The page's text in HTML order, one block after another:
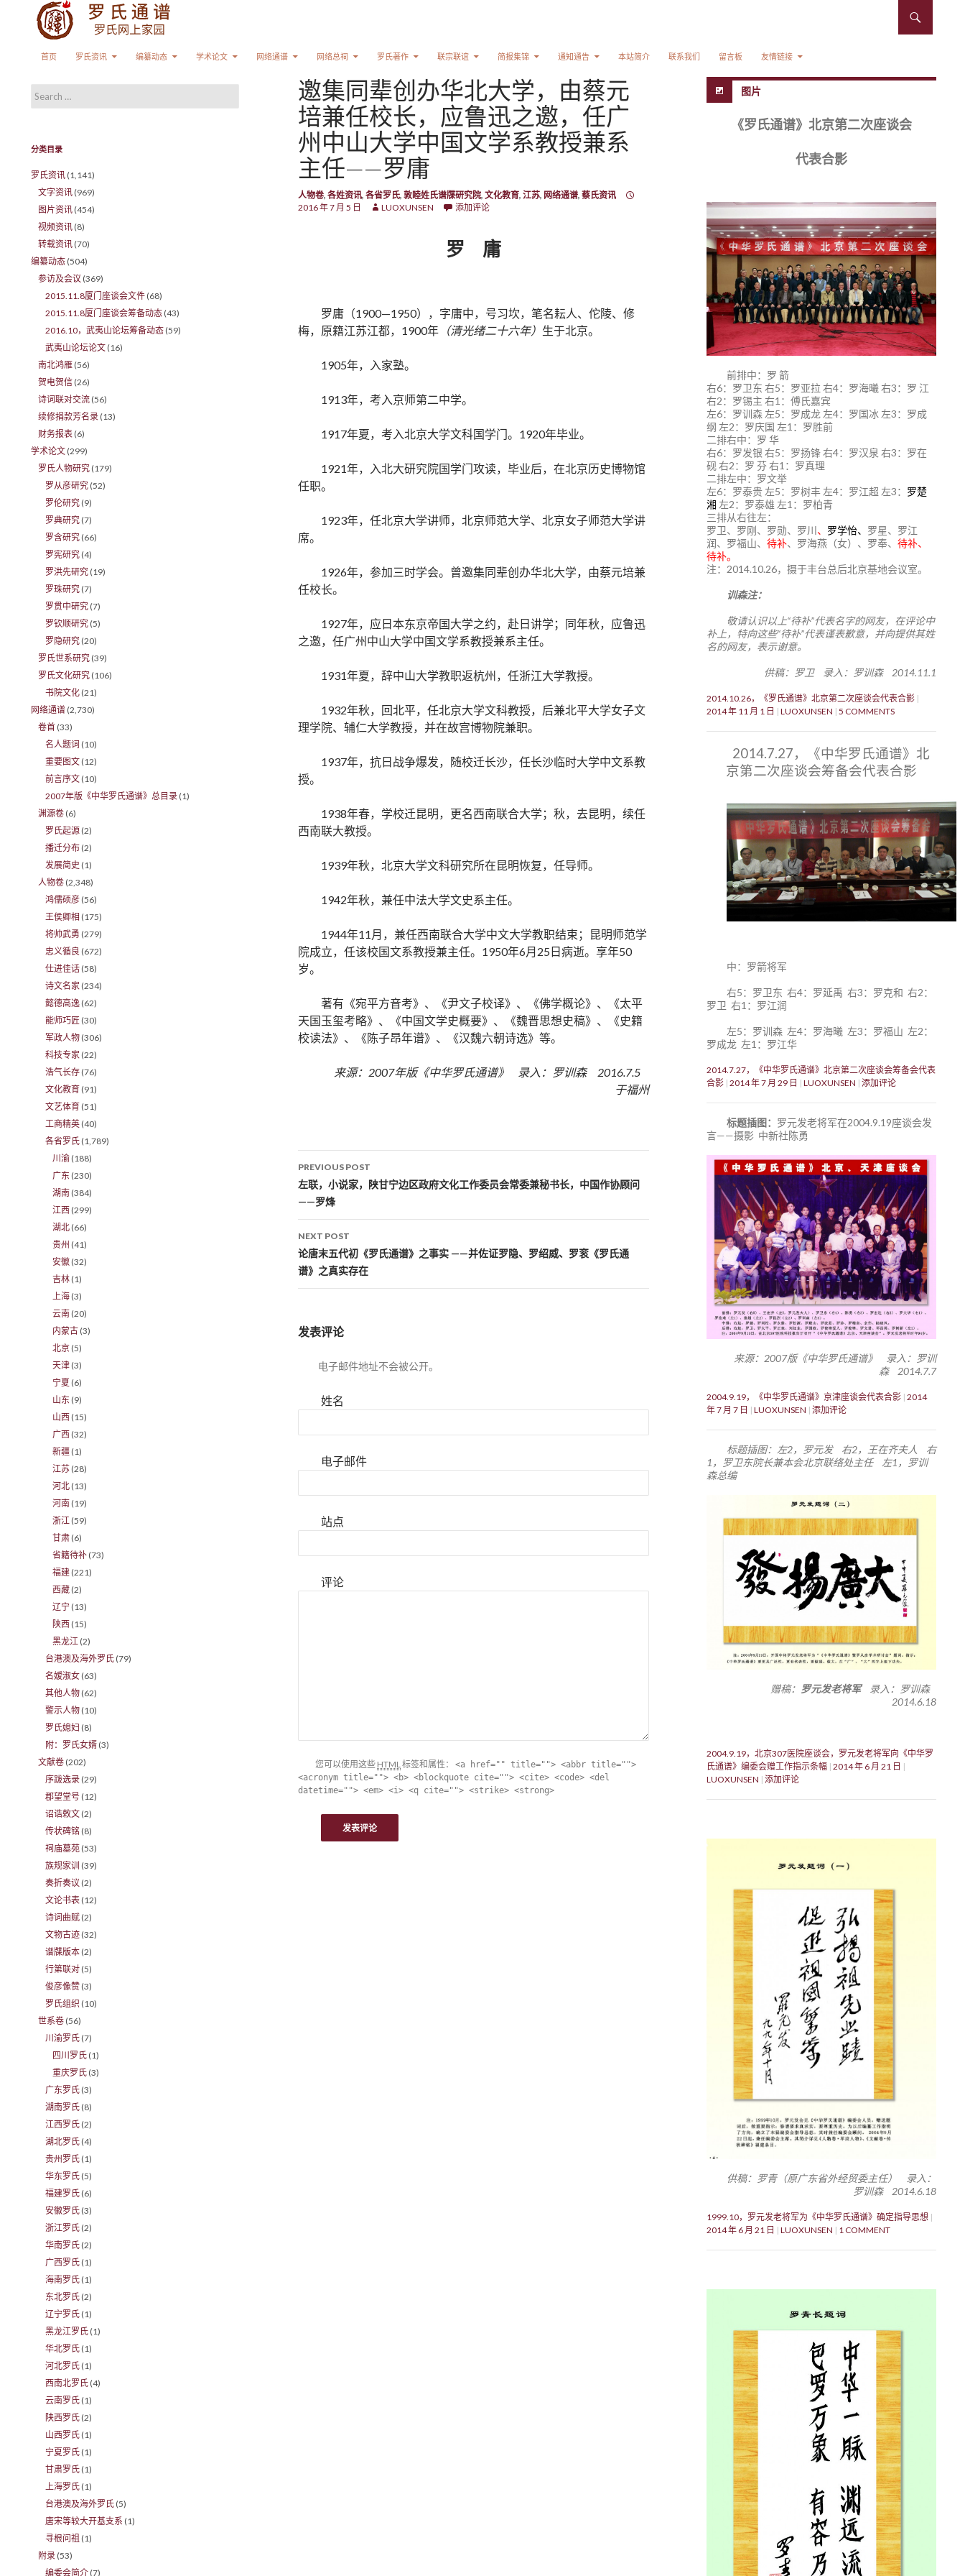
首页
罗氏资讯 编纂动态 学术论文 网络通谱 网络总祠 罗氏著作 联宗联谊 简报集锦 通知通告 本站简介 联系我们 留言板 友情链接
邀集同辈创办华北大学，由蔡元
培兼任校长，应鲁迅之邀，任广
州中山大学中国文学系教授兼系
主任——罗庸
人物卷, 各姓资讯, 各省罗氏, 敦睦姓氏谱牒研究院, 文化教育, 江苏, 网络通谱, 蔡氏资讯
2016 年 7 月 5 日
LUOXUNSEN 添加评论
罗 庸
罗庸（1900—1950），字庸中，号习坎，笔名耘人、佗陵、修
梅，原籍江苏江都，1900年 （清光绪二十六年） 生于北京。
1905年，入家塾。
1913年，考入京师第二中学。
1917年夏，考入北京大学文科国学门。1920年毕业。
1921年，入北大研究院国学门攻读，毕业后，在北京历史博物馆
任职。
1923年，任北京大学讲师，北京师范大学、北京女子师范大学讲
席。
1926年，参加三时学会。曾邀集同辈创办华北大学，由蔡元培兼
任校长。
1927年，应日本东京帝国大学之约，赴日讲学；同年秋，应鲁迅
之邀，任广州中山大学中国文学系教授兼系主任。
1931年夏，辞中山大学教职返杭州，任浙江大学教授。
1932年秋，回北平，任北京大学文科教授，后兼北平大学女子文
理学院、辅仁大学教授，并在故宫博物院兼职。
1937年，抗日战争爆发，随校迁长沙，任长沙临时大学中文系教
授。
1938年春，学校迁昆明，更名西南联合大学；秋，去昆明，续任
西南联大教授。
1939年秋，北京大学文科研究所在昆明恢复，任导师。
1942年秋，兼任中法大学文史系主任。
1944年11月，兼任西南联合大学中文大学教职结束；昆明师范学
院成立，任该校国文系教授兼主任。1950年6月25日病逝。享年50
岁。
著有《宛平方音考》、《尹文子校译》、《佛学概论》、《太平
天国玉玺考略》、《中国文学史概要》、《魏晋思想史稿》、《史籍
校读法》、《陈子昂年谱》、《汉魏六朝诗选》等。
来源：2007年版《中华罗氏通谱》 录入：罗训森 2016.7.5
于福州
Post navigation
PREVIOUS POST
左联，小说家，陕甘宁边区政府文化工作委员会常委兼秘书长，中国作协顾问
——罗烽
NEXT POST
论唐末五代初《罗氏通谱》之事实 ——并佐证罗隐、罗绍威、罗衮《罗氏通
谱》之真实存在
发表评论
电子邮件地址不会被公开。
姓名
电子邮件
站点
评论
您可以使用这些 HTML标签和属性： <a href="" title=""> <abbr title="">
<acronym title=""> <b> <blockquote cite=""> <cite> <code> <del
datetime=""> <em> <i> <q cite=""> <strike> <strong>
图片
《罗氏通谱》北京第二次座谈会
代表合影
前排中：罗 箭
右6：罗卫东 右5：罗亚拉 右4：罗海曦 右3：罗 江
右2：罗锡主 右1：傅氏嘉宾
左6：罗训森 左5：罗成龙 左4：罗国冰 左3：罗成
纲 左2：罗庆国 左1：罗胜前
二排右中：罗 华
右6：罗发银 右5：罗扬锋 右4：罗汉泉 右3：罗在
砚 右2：罗 芬 右1：罗真理
二排左中：罗文举
左6：罗泰贵 左5：罗树丰 左4：罗江超 左3： 罗楚
湘 左2：罗泰雄 左1：罗柏青
三排从右往左：
罗卫、罗刚、罗勋、罗川、 罗学怡、 罗星、罗江
润、罗福山、 待补、罗海燕（女）、罗奉、 待补、
待补。
注：2014.10.26，摄于丰台总后北京基地会议室。
训森注：
敬请认识以上“待补”代表名字的网友，在评论中
补上，特向这些“待补”代表谨表歉意，并向提供其姓
名的网友，表示谢意。
供稿：罗卫 录入：罗训森 2014.11.1
2014.10.26，《罗氏通谱》北京第二次座谈会代表合影
2014 年 11 月 1 日
LUOXUNSEN 5 COMMENTS
2014.7.27，《中华罗氏通谱》北
京第二次座谈会筹备会代表合影
中：罗箭将军
右5：罗卫东 右4：罗延禹 右3：罗克和 右2：
罗卫 右1：罗江润
左5：罗训森 左4：罗海曦 左3：罗福山 左2：
罗成龙 左1：罗江华
2014.7.27，《中华罗氏通谱》北京第二次座谈会筹备会代表
合影 2014 年 7 月 29 日 LUOXUNSEN 添加评论
标题插图： 罗元发老将军在2004.9.19座谈会发
言——摄影 中新社陈勇
来源：2007版《中华罗氏通谱》 录入：罗训
森 2014.7.7
2004.9.19，《中华罗氏通谱》京津座谈会代表合影 2014
年 7 月 7 日
LUOXUNSEN 添加评论
标题插图：左2，罗元发 右2，王在齐夫人 右
1，罗卫东院长兼本会北京联络处主任 左1，罗训
森总编
赠稿： 罗元发老将军录入：罗训森
2014.6.18
2004.9.19，北京307医院座谈会，罗元发老将军向《中华罗
氏通谱》编委会赠工作指示条幅 2014 年 6 月 21 日
LUOXUNSEN 添加评论
供稿：罗青（原广东省外经贸委主任） 录入：
罗训森 2014.6.18
1999.10，罗元发老将军为《中华罗氏通谱》确定指导思想
2014 年 6 月 21 日
LUOXUNSEN 1 COMMENT
Search for:
分类目录
罗氏资讯 (1,141)
文字资讯 (969)
图片资讯 (454)
视频资讯 (8)
转载资讯 (70)
编纂动态 (504)
参访及会议 (369)
2015.11.8厦门座谈会文件 (68)
2015.11.8厦门座谈会筹备动态 (43)
2016.10，武夷山论坛筹备动态 (59)
武夷山论坛论文 (16)
南北鸿雁 (56)
贺电贺信 (26)
诗词联对交流 (56)
续修捐款芳名录 (13)
财务报表 (6)
学术论文 (299)
罗氏人物研究 (179)
罗从彦研究 (52)
罗伦研究 (9)
罗典研究 (7)
罗含研究 (66)
罗宪研究 (4)
罗洪先研究 (19)
罗珠研究 (7)
罗贯中研究 (7)
罗钦顺研究 (5)
罗隐研究 (20)
罗氏世系研究 (39)
罗氏文化研究 (106)
书院文化 (21)
网络通谱 (2,730)
卷首 (33)
名人题词 (10)
重要图文 (12)
前言序文 (10)
2007年版《中华罗氏通谱》总目录 (1)
渊源卷 (6)
罗氏起源 (2)
播迁分布 (2)
发展简史 (1)
人物卷 (2,348)
鸿儒硕彦 (56)
王侯卿相 (175)
将帅武勇 (279)
忠义循良 (672)
仕进佳话 (58)
诗文名家 (234)
懿德高逸 (62)
能师巧匠 (30)
军政人物 (306)
科技专家 (22)
浩气长存 (76)
文化教育 (91)
文艺体育 (51)
工商精英 (40)
各省罗氏 (1,789)
川渝 (188)
广东 (230)
湖南 (384)
江西 (299)
湖北 (66)
贵州 (41)
安徽 (32)
吉林 (1)
上海 (3)
云南 (20)
内蒙古 (3)
北京 (5)
天津 (3)
宁夏 (6)
山东 (9)
山西 (15)
广西 (32)
新疆 (1)
江苏 (28)
河北 (13)
河南 (19)
浙江 (59)
甘肃 (6)
省籍待补 (73)
福建 (221)
西藏 (2)
辽宁 (13)
陕西 (15)
黑龙江 (2)
台港澳及海外罗氏 (79)
名嫒淑女 (63)
其他人物 (62)
警示人物 (10)
罗氏媳妇 (8)
附：罗氏女婿 (3)
文献卷 (202)
序跋选录 (29)
郡望堂号 (12)
诏诰敕文 (2)
传状碑铭 (8)
祠庙墓苑 (53)
族规家训 (39)
奏折奏议 (2)
文论书表 (12)
诗词曲赋 (2)
文物古迹 (32)
谱牒版本 (2)
行第联对 (5)
俊彦像赞 (3)
罗氏组织 (10)
世系卷 (56)
川渝罗氏 (7)
四川罗氏 (1)
重庆罗氏 (3)
广东罗氏 (3)
湖南罗氏 (8)
江西罗氏 (2)
湖北罗氏 (4)
贵州罗氏 (1)
华东罗氏 (5)
福建罗氏 (6)
安徽罗氏 (3)
浙江罗氏 (2)
华南罗氏 (2)
广西罗氏 (1)
海南罗氏 (1)
东北罗氏 (2)
辽宁罗氏 (1)
黑龙江罗氏 (1)
华北罗氏 (1)
河北罗氏 (1)
西南北罗氏 (4)
云南罗氏 (1)
陕西罗氏 (2)
山西罗氏 (1)
宁夏罗氏 (1)
甘肃罗氏 (1)
上海罗氏 (1)
台港澳及海外罗氏 (5)
唐宋等较大开基支系 (1)
寻根问祖 (1)
附录 (53)
编委会简介 (7)